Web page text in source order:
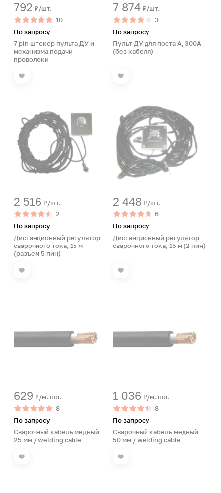
792 ₽/шт.
10
По запросу
7 pin штекер пульта ДУ и
механизма подачи
проволоки
7 874 ₽/шт.
3
По запросу
Пульт ДУ для поста А, 300А
(без кабеля)
2 516 ₽/шт.
2
По запросу
Дистанционный регулятор
сварочного тока, 15 м
(разъем 5 пин)
2 448 ₽/шт.
6
По запросу
Дистанционный регулятор
сварочного тока, 15 м (2 пин)
629 ₽/м. пог.
8
По запросу
Сварочный кабель медный
25 мм / welding cable
1 036 ₽/м. пог.
8
По запросу
Сварочный кабель медный
50 мм / welding cable